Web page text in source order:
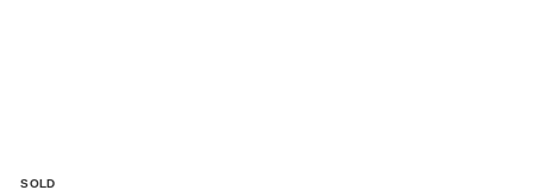
SOLD